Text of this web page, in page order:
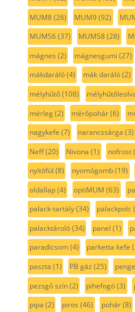
MUM8(26) MUM9(92)
MUMS6(37) MUMS8(28)
mágnes (2) mágnesgumi (27)
mákdaráló(4) mák daráló(2)
mélyhűtő(108)
mérleg(2) mérőpohár(6)
nagykefe (7) narancssárga (3)
Neff(20) Nivona (1) nofrost
nyitófül (8) nyomógomb(19)
oldallap(4) optiMUM (63)
palack-tartály(34) palackpolc
palacktároló(34) panel (1)
paradicsom(4) parketta kefe
paszta (1) PB gáz (25) penge
pezsgő szín(2) pihefogó(3)
pipa (2) piros (46) pohár(8)